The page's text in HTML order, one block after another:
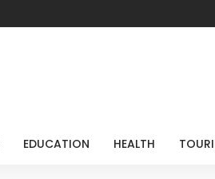
EDUCATION HEALTH